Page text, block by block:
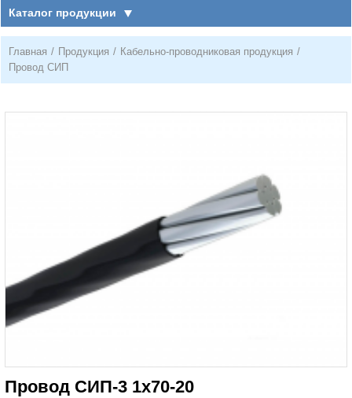
Каталог продукции
Главная / Продукция / Кабельно-проводниковая продукция /
Провод СИП
Провод СИП-3 1х70-20